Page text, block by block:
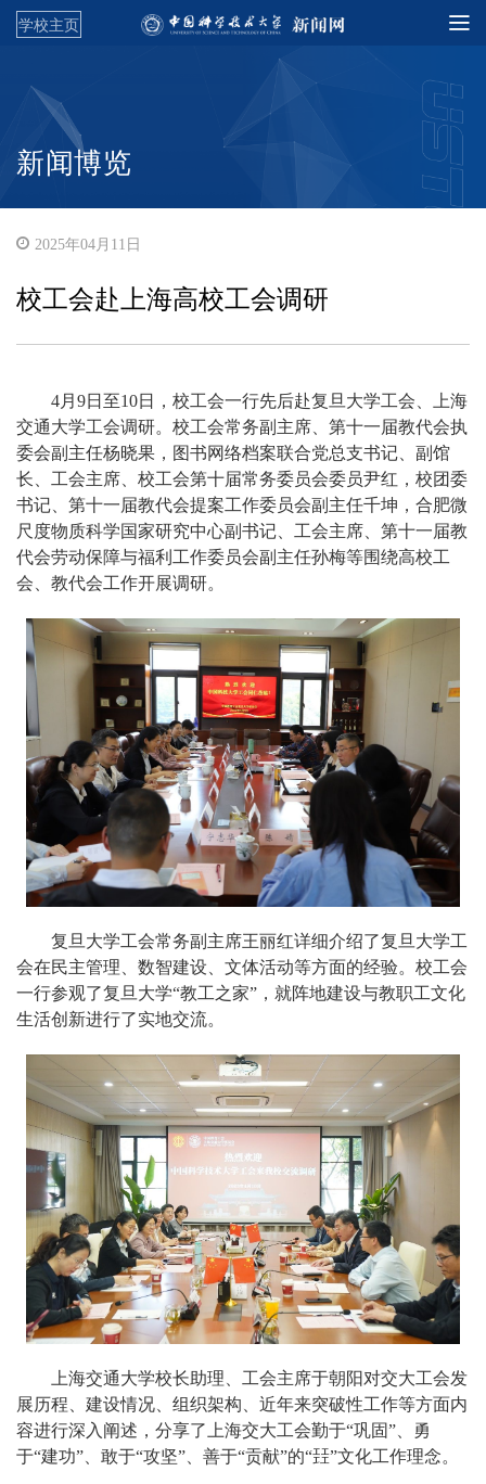
学校主页
新闻博览
2025年04月11日
校工会赴上海高校工会调研
4月9日至10日，校工会一行先后赴复旦大学工会、上海
交通大学工会调研。校工会常务副主席、第十一届教代会执
委会副主任杨晓果，图书网络档案联合党总支书记、副馆
长、工会主席、校工会第十届常务委员会委员尹红，校团委
书记、第十一届教代会提案工作委员会副主任千坤，合肥微
尺度物质科学国家研究中心副书记、工会主席、第十一届教
代会劳动保障与福利工作委员会副主任孙梅等围绕高校工
会、教代会工作开展调研。
复旦大学工会常务副主席王丽红详细介绍了复旦大学工
会在民主管理、数智建设、文体活动等方面的经验。校工会
一行参观了复旦大学“教工之家”，就阵地建设与教职工文化
生活创新进行了实地交流。
上海交通大学校长助理、工会主席于朝阳对交大工会发
展历程、建设情况、组织架构、近年来突破性工作等方面内
容进行深入阐述，分享了上海交大工会勤于“巩固”、勇
于“建功”、敢于“攻坚”、善于“贡献”的“㠭”文化工作理念。